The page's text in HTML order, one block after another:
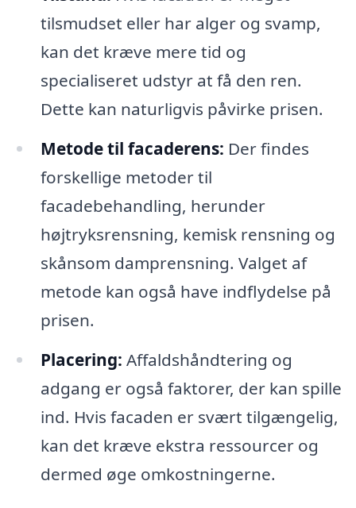
tilsmudset eller har alger og svamp,
kan det kræve mere tid og
specialiseret udstyr at få den ren.
Dette kan naturligvis påvirke prisen.
Metode til facaderens: Der findes
forskellige metoder til
facadebehandling, herunder
højtryksrensning, kemisk rensning og
skånsom damprensning. Valget af
metode kan også have indflydelse på
prisen.
Placering: Affaldshåndtering og
adgang er også faktorer, der kan spille
ind. Hvis facaden er svært tilgængelig,
kan det kræve ekstra ressourcer og
dermed øge omkostningerne.